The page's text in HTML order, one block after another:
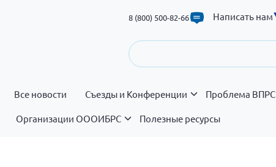
8 (800) 500-82-66 Написать нам
Все новости Съезды и Конференции Проблема ВПРС
Организации ОООИБРС Полезные ресурсы